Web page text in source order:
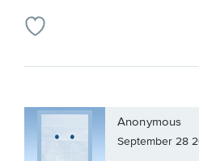
Anonymous
September 28